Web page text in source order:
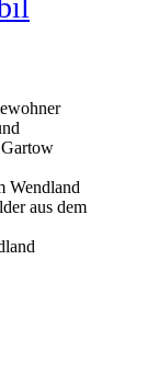
Wendland
aus dem